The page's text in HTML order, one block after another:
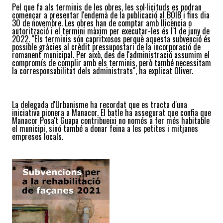
Pel que fa als terminis de les obres, les sol·licituds es podran
començar a presentar l'endemà de la publicació al BOIB i fins dia
30 de novembre. Les obres han de comptar amb llicència o
autorització i el termini màxim per executar-les és l'1 de juny de
2022. "Els terminis són capritxosos perquè aquesta subvenció és
possible gràcies al crèdit pressupostari de la incorporació de
romanent municipal. Per això, des de l'administració assumim el
compromís de complir amb els terminis, però també necessitam
la corresponsabilitat dels administrats", ha explicat Oliver.
La delegada d'Urbanisme ha recordat que es tracta d'una
iniciativa pionera a Manacor. El batle ha assegurat que confia que
Manacor Posa't Guapa contribueixi no només a fer més habitable
el municipi, sinó també a donar feina a les petites i mitjanes
empreses locals.